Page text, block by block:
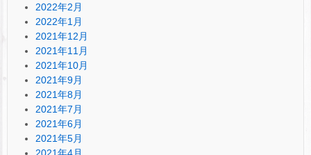
2022年2月
2022年1月
2021年12月
2021年11月
2021年10月
2021年9月
2021年8月
2021年7月
2021年6月
2021年5月
2021年4月